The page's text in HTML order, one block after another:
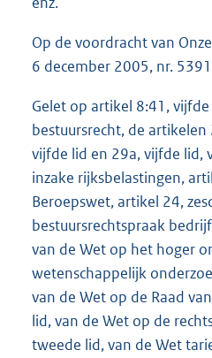
Op de voordracht van
6 december 2005, nr.
Gelet op artikel 8:41,
bestuursrecht, de
vijfde lid en 29a, vijfde lid,
inzake rijksbelastingen,
Beroepswet, artikel 24,
bestuursrechtspraak
van de Wet op het hoger
wetenschappelijk
van de Wet op de Raad
lid, van de Wet op de
tweede lid, van de Wet